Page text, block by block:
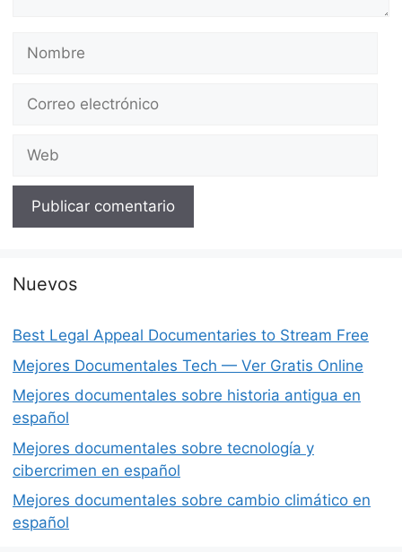
Nombre
Correo
Web
Nuevos
Best Legal Appeal Documentaries to Stream Free
Mejores Documentales Tech — Ver Gratis Online
Mejores documentales sobre historia antigua en
español
Mejores documentales sobre tecnología y
cibercrimen en español
Mejores documentales sobre cambio climático en
español